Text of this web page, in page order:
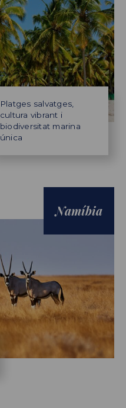
Platges salvatges,
cultura vibrant i
biodiversitat marina
única
Namíbia